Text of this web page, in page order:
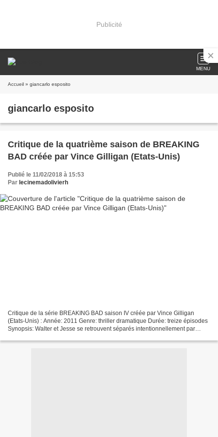
Publicité
MENU
Accueil » giancarlo esposito
giancarlo esposito
Critique de la quatrième saison de BREAKING
BAD créée par Vince Gilligan (Etats-Unis)
Publié le 11/02/2018 à 15:53
Par lecinemadolivierh
Critique de la série BREAKING BAD saison IV créée par Vince Gilligan
(Etats-Unis) : Année: 2011 Genre: thriller dramatique Durée: treize épisodes
Synopsis: Walter et Jesse se retrouvent séparés intentionnellement par